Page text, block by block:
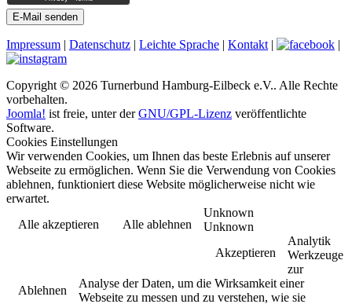
E-Mail senden
Impressum | Datenschutz | Leichte Sprache | Kontakt | |
Copyright © 2026 Turnerbund Hamburg-Eilbeck e.V.. Alle Rechte
vorbehalten.
Joomla! ist freie, unter derGNU/GPL-Lizenz veröffentlichte
Software.
Cookies Einstellungen
Wir verwenden Cookies, um Ihnen das beste Erlebnis auf unserer
Webseite zu ermöglichen. Wenn Sie die Verwendung von Cookies
ablehnen, funktioniert diese Website möglicherweise nicht wie
erwartet.
Alle akzeptieren
Alle ablehnen
Unknown
Unknown
Akzeptieren
Ablehnen
Analytik
Werkzeuge
zur
Analyse der Daten, um die Wirksamkeit einer
Webseite zu messen und zu verstehen, wie sie